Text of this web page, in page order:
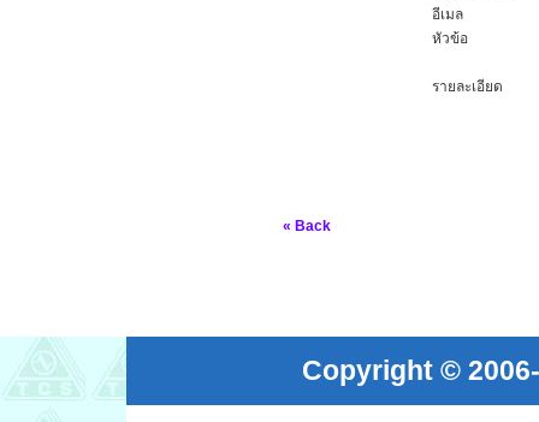
อีเมล
หัวข้อ
รายละเอียด
« Back
Copyright ©